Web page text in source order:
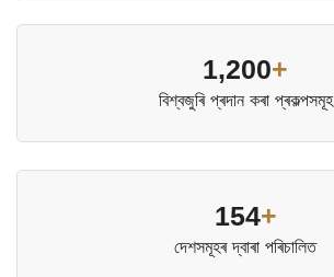
1,200+
বিশ্বজুৰি প্ৰদান কৰা প্ৰকল্পসমূহ
154+
দেশসমূহৰ দ্বাৰা পৰিচালিত